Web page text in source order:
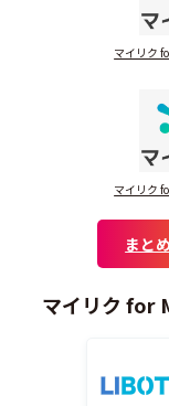
マイリク
マイリク
まと
マイリク for